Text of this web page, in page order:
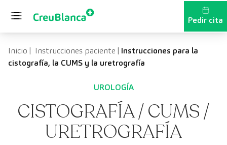
Pedir cita
Inicio | Instrucciones paciente | Instrucciones para la
cistografía, la CUMS y la uretrografía
UROLOGÍA
CISTOGRAFÍA / CUMS /
URETROGRAFÍA